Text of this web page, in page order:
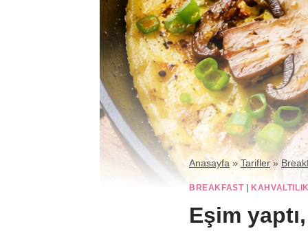
Anasayfa»Tarifler»
BREAKFAST|KAHVALTILIK
Eşim